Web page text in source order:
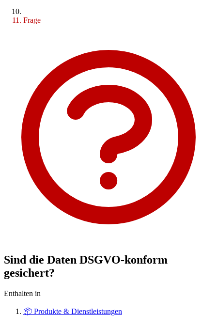
Frage
Sind die Daten DSGVO-konform
gesichert?
Enthalten in
📦 Produkte & Dienstleistungen